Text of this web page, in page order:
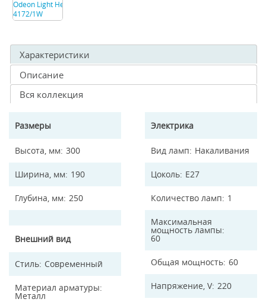
Характеристики
Описание
Вся коллекция
Размеры
Высота, мм 300
Ширина, мм 190
Глубина, мм 250
Внешний вид
Стиль Современный
Материал арматуры
Металл
Электрика
Вид ламп Накаливания
Цоколь E27
Количество ламп 1
Максимальная
мощность лампы
60
Общая мощность 60
Напряжение, V 220